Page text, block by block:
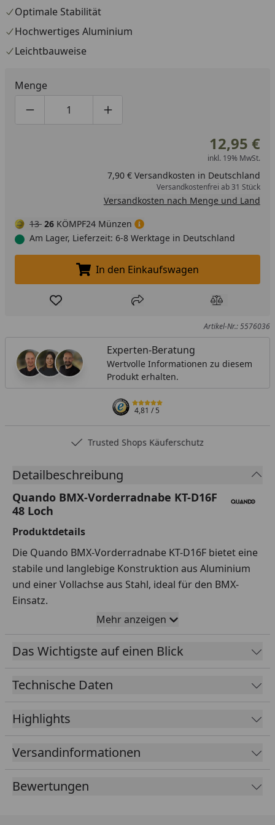
Optimale Stabilität
Hochwertiges Aluminium
Leichtbauweise
Menge
Produktmenge um eins verringern
Produktmenge manuell eingeben
Produktmenge um eins erhöhen
12,95 €
inkl. 19% MwSt.
7,90 € Versandkosten in Deutschland
Versandkostenfrei ab 31 Stück
Versandkosten nach Menge und Land
13 26 KÖMPF24 Münzen
Am Lager, Lieferzeit: 6-8 Werktage in Deutschland
In den Einkaufswagen legen
In den Einkaufswagen
Produkt zur Wunschliste hinzufügen
Teilen Produkt
Artikel-Nr.: 5576036
Experten-Beratung
Wertvolle Informationen zu diesem
Produkt erhalten.
4,81/ 5
Trusted Shops Käuferschutz
Detailbeschreibung
Quando BMX-Vorderradnabe KT-D16F
48 Loch
Produktdetails
Die Quando BMX-Vorderradnabe KT-D16F bietet eine
stabile und langlebige Konstruktion aus Aluminium
und einer Vollachse aus Stahl, ideal für den BMX-
Einsatz.
Technische Merkmale
Gewicht von nur 261 g bietet sie optimale
Nabenkonstruktion erlaubt eine effiziente
Übersetzung von Kraft und ist mit 48
Speichenlöchern kompatibel.
Mehr anzeigen
Das Wichtigste auf einen Blick
Technische Daten
Highlights
Versandinformationen
Bewertungen